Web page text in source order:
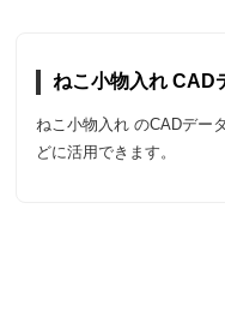
ねこ小物入れ CAD
ねこ小物入れ のCADデー
どに活用できます。